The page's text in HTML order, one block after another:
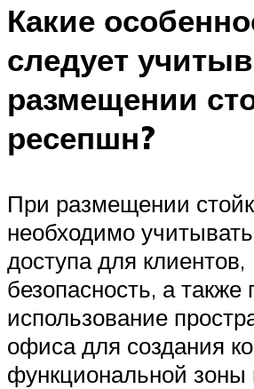
Какие
следует
размещении
ресепшн?
При размещении
необходимо
доступа для клиентов,
безопасность, а также
использование
офиса для создания
функциональной зоны